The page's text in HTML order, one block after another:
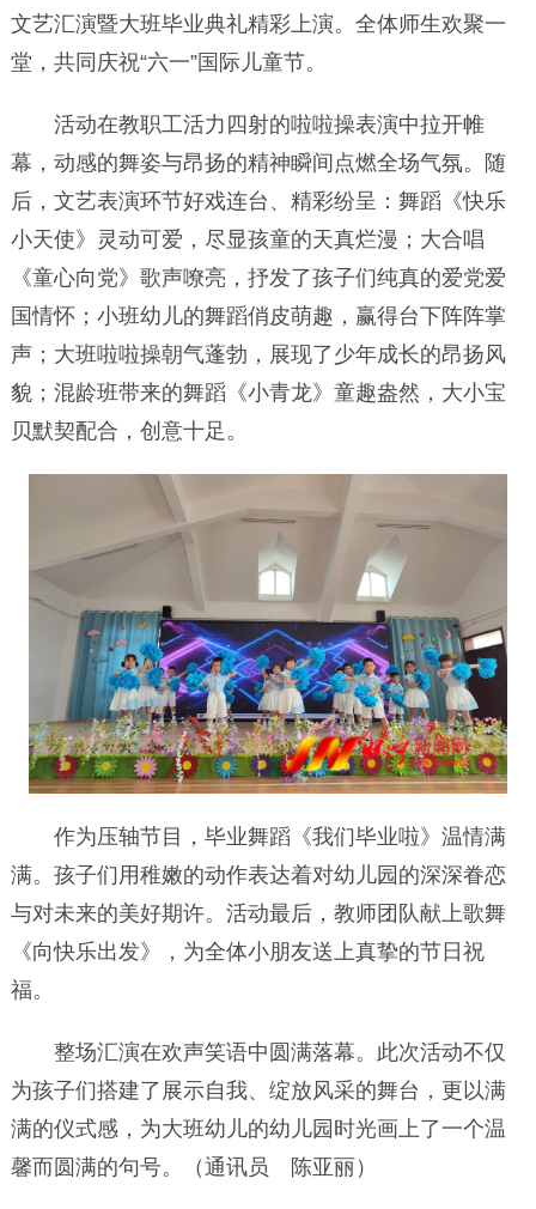
文艺汇演暨大班毕业典礼精彩上演。全体师生欢聚一
堂，共同庆祝“六一”国际儿童节。
活动在教职工活力四射的啦啦操表演中拉开帷
幕，动感的舞姿与昂扬的精神瞬间点燃全场气氛。随
后，文艺表演环节好戏连台、精彩纷呈：舞蹈《快乐
小天使》灵动可爱，尽显孩童的天真烂漫；大合唱
《童心向党》歌声嘹亮，抒发了孩子们纯真的爱党爱
国情怀；小班幼儿的舞蹈俏皮萌趣，赢得台下阵阵掌
声；大班啦啦操朝气蓬勃，展现了少年成长的昂扬风
貌；混龄班带来的舞蹈《小青龙》童趣盎然，大小宝
贝默契配合，创意十足。
作为压轴节目，毕业舞蹈《我们毕业啦》温情满
满。孩子们用稚嫩的动作表达着对幼儿园的深深眷恋
与对未来的美好期许。活动最后，教师团队献上歌舞
《向快乐出发》，为全体小朋友送上真挚的节日祝
福。
整场汇演在欢声笑语中圆满落幕。此次活动不仅
为孩子们搭建了展示自我、绽放风采的舞台，更以满
满的仪式感，为大班幼儿的幼儿园时光画上了一个温
馨而圆满的句号。（通讯员 陈亚丽）